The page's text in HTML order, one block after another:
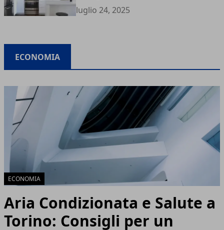
luglio 24, 2025
ECONOMIA
ECONOMIA
Aria Condizionata e Salute a
Torino: Consigli per un